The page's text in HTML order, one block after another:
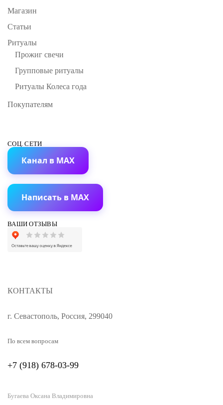
Магазин
Статьи
Ритуалы
Прожиг свечи
Групповые ритуалы
Ритуалы Колеса года
Покупателям
СОЦ. СЕТИ
Канал в MAX
Написать в MAX
ВАШИ ОТЗЫВЫ
КОНТАКТЫ
г. Севастополь, Россия, 299040
По всем вопросам
+7 (918) 678-03-99
Бугаева Оксана Владимировна